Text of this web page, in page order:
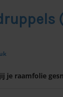
je raamfolie